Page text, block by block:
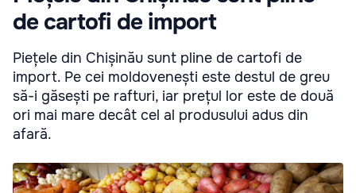
de cartofi de import
Piețele din Chișinău sunt pline de cartofi de
import. Pe cei moldovenești este destul de greu
să-i găsești pe rafturi, iar prețul lor este de două
ori mai mare decât cel al produsului adus din
afară.